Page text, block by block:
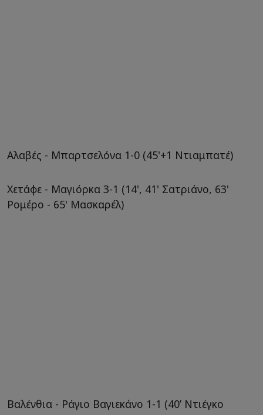
Aλαβές - Μπαρτσελόνα 1-0 (45'+1 Nτιαμπατέ)
Χετάφε - Μαγιόρκα 3-1 (14', 41' Σατριάνο, 63'
Ρομέρο - 65' Μασκαρέλ)
Βαλένθια - Ράγιο Βαγιεκάνο 1-1 (40’ Nτιέγκο